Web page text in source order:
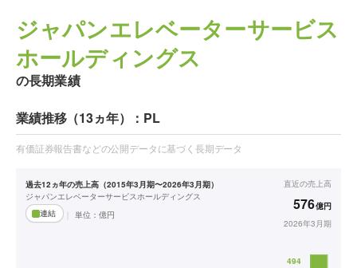
ジャパンエレベーターサービス
ホールディングス
の長期業績
業績推移（13ヵ年）：PL
有価証券報告書などの公開データに基づく長期データ
過去12ヵ年の売上高（2015年3月期〜2026年3月期）
ジャパンエレベーターサービスホールディングス
連結
単位： 億円
直近の売上高
576億円
2026年3月期